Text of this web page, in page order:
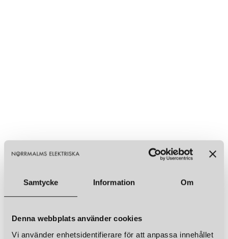
Samtycke Information Om
Denna webbplats använder cookies
Vi använder enhetsidentifierare för att anpassa innehållet